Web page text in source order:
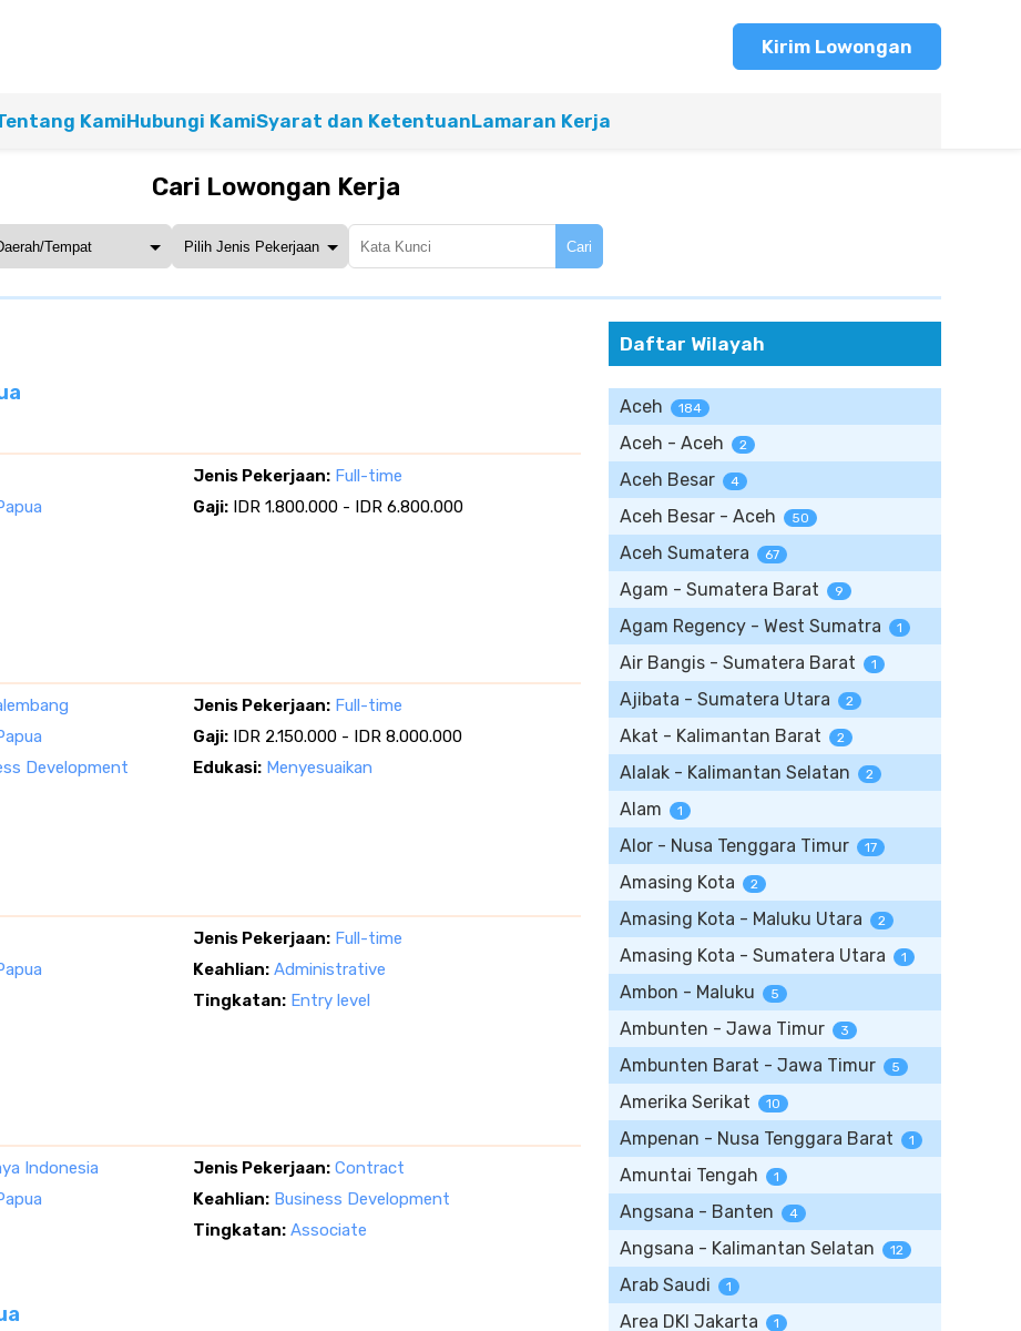
Kirim Lowongan
KamiHubungi KamiSyarat dan KetentuanLamaran Kerja
Cari Lowongan Kerja
Cari
Jenis Pekerjaan: Full-time
Gaji: IDR 1.800.000 - IDR 6.800.000
Jenis Pekerjaan: Full-time
Gaji: IDR 2.150.000 - IDR 8.000.000
Development Edukasi: Menyesuaikan
Jenis Pekerjaan: Full-time
Keahlian: Administrative
Tingkatan: Entry level
Indonesia Jenis Pekerjaan: Contract
Keahlian: Business Development
Tingkatan: Associate
Daftar Wilayah
Aceh 184
Aceh - Aceh 2
Aceh Besar 4
Aceh Besar - Aceh 50
Aceh Sumatera 67
Agam - Sumatera Barat 9
Agam Regency - West Sumatra 1
Air Bangis - Sumatera Barat 1
Ajibata - Sumatera Utara 2
Akat - Kalimantan Barat 2
Alalak - Kalimantan Selatan 2
Alam 1
Alor - Nusa Tenggara Timur 17
Amasing Kota 2
Amasing Kota - Maluku Utara 2
Amasing Kota - Sumatera Utara 1
Ambon - Maluku 5
Ambunten - Jawa Timur 3
Ambunten Barat - Jawa Timur 5
Amerika Serikat 10
Ampenan - Nusa Tenggara Barat 1
Amuntai Tengah 1
Angsana - Banten 4
Angsana - Kalimantan Selatan 12
Arab Saudi 1
Area DKI Jakarta 1